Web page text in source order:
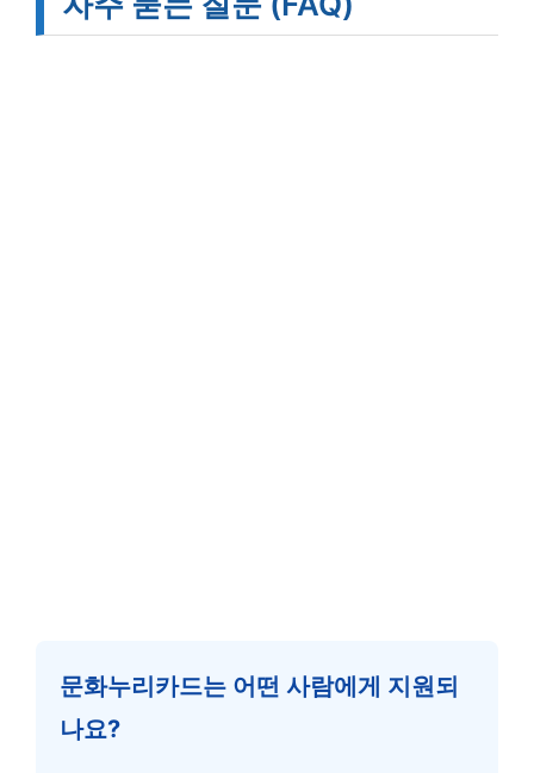
문화누리카드는 어떤 사람에게 지원되
나요?